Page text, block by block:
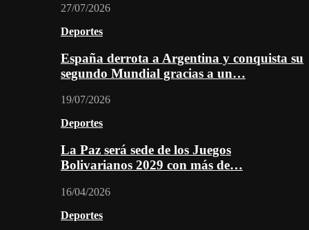
27/07/2026
Deportes
España derrota a Argentina y conquista su
segundo Mundial gracias a un…
19/07/2026
Deportes
La Paz será sede de los Juegos
Bolivarianos 2029 con más de…
16/04/2026
Deportes